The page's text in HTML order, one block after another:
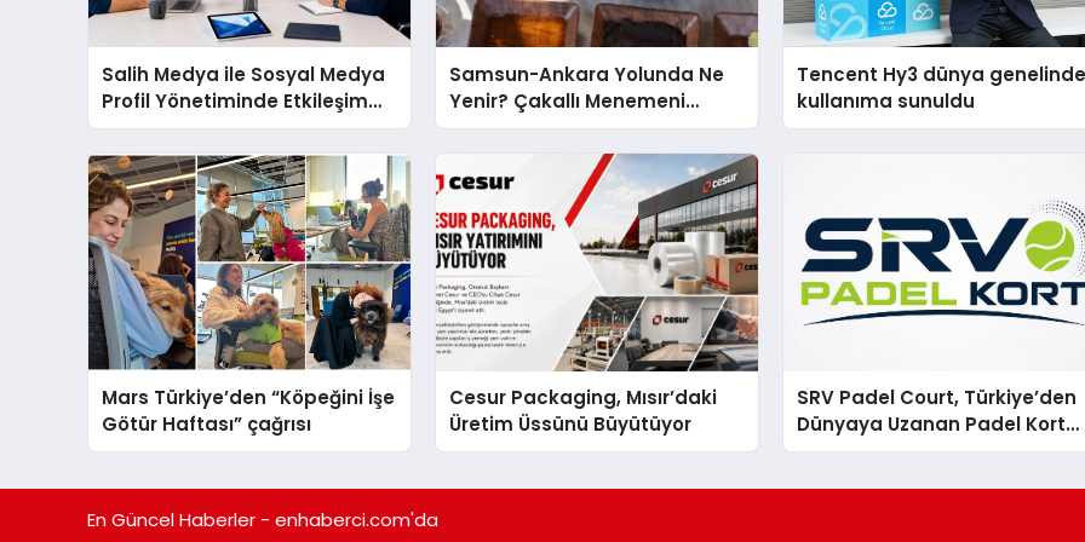
Salih Medya ile Sosyal Medya
Profil Yönetiminde Etkileşim
Artırma Yöntemleri
Samsun-Ankara Yolunda Ne
Yenir? Çakallı Menemeni
Molası
Tencent Hy3 dünya
kullanıma sunuldu
Mars Türkiye’den “Köpeğini İşe
Götür Haftası” çağrısı
Cesur Packaging, Mısır’daki
Üretim Üssünü Büyütüyor
SRV Padel Court, Türkiye’den
Dünyaya Uzanan Padel Kort
Üretiminde Güvenin Adresi
En Güncel Haberler - enhaberci.com'da